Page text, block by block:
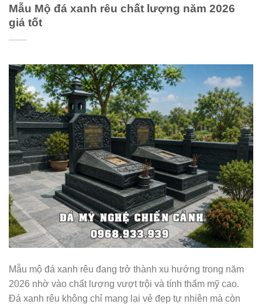
Mẫu Mộ đá xanh rêu chất lượng năm 2026
giá tốt
Mẫu mộ đá xanh rêu đang trở thành xu hướng trong năm
2026 nhờ vào chất lượng vượt trội và tính thẩm mỹ cao.
Đá xanh rêu không chỉ mang lại vẻ đẹp tự nhiên mà còn